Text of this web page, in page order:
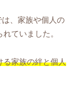
、家族や個人の
ていました。
る家族の絆と個人